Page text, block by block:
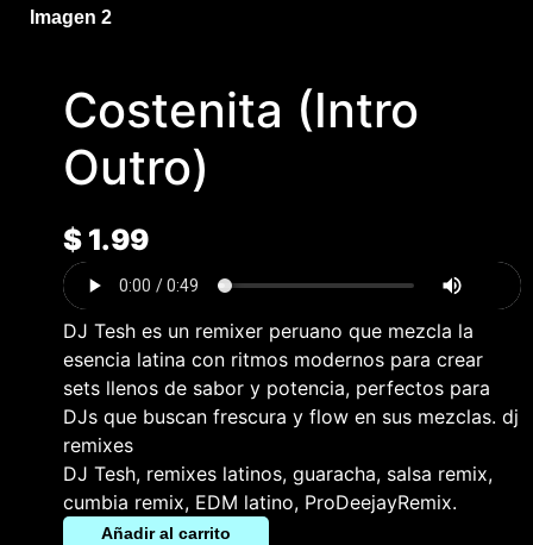
Costenita (Intro
Outro)
$1.99
DJ Tesh es un remixer peruano que mezcla la
esencia latina con ritmos modernos para crear
sets llenos de sabor y potencia, perfectos para
DJs que buscan frescura y flow en sus mezclas. dj
remixes
DJ Tesh, remixes latinos, guaracha, salsa remix,
cumbia remix, EDM latino, ProDeejayRemix.
Añadir al carrito